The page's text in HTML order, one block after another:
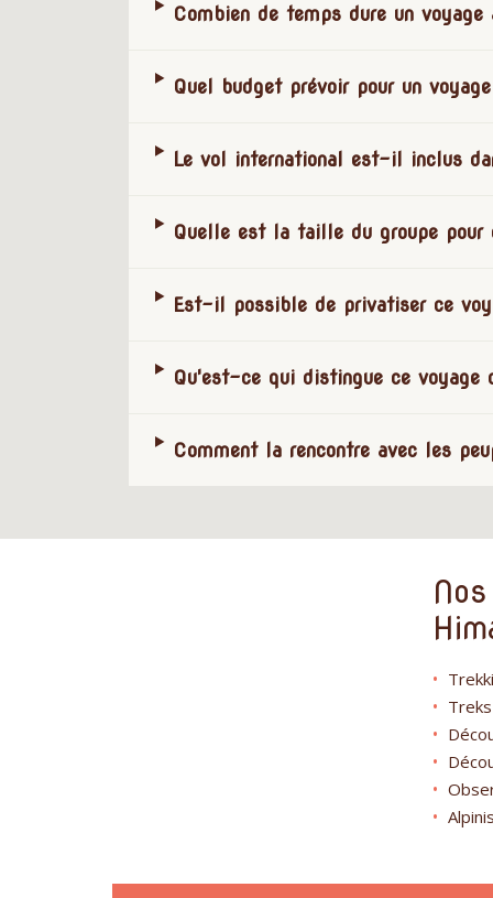
Combien de temps dure un voyage
Quel budget prévoir pour un
Le vol international est-il inclus
Quelle est la taille du groupe pour
Est-il possible de privatiser ce
Qu'est-ce qui distingue ce voyage
Comment la rencontre avec les